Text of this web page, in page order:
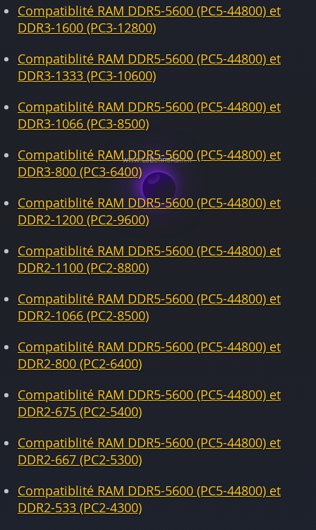
Compatiblité RAM DDR5-5600 (PC5-44800) et
DDR3-1600 (PC3-12800)
Compatiblité RAM DDR5-5600 (PC5-44800) et
DDR3-1333 (PC3-10600)
Compatiblité RAM DDR5-5600 (PC5-44800) et
DDR3-1066 (PC3-8500)
Compatiblité RAM DDR5-5600 (PC5-44800) et
DDR3-800 (PC3-6400)
Compatiblité RAM DDR5-5600 (PC5-44800) et
DDR2-1200 (PC2-9600)
Compatiblité RAM DDR5-5600 (PC5-44800) et
DDR2-1100 (PC2-8800)
Compatiblité RAM DDR5-5600 (PC5-44800) et
DDR2-1066 (PC2-8500)
Compatiblité RAM DDR5-5600 (PC5-44800) et
DDR2-800 (PC2-6400)
Compatiblité RAM DDR5-5600 (PC5-44800) et
DDR2-675 (PC2-5400)
Compatiblité RAM DDR5-5600 (PC5-44800) et
DDR2-667 (PC2-5300)
Compatiblité RAM DDR5-5600 (PC5-44800) et
DDR2-533 (PC2-4300)